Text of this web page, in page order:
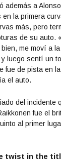
además a
la primera
más, pero
de su auto.
me moví a
luego sentí un
fue de pista en
el auto.
del incidente
fue el
al primer
twist in the